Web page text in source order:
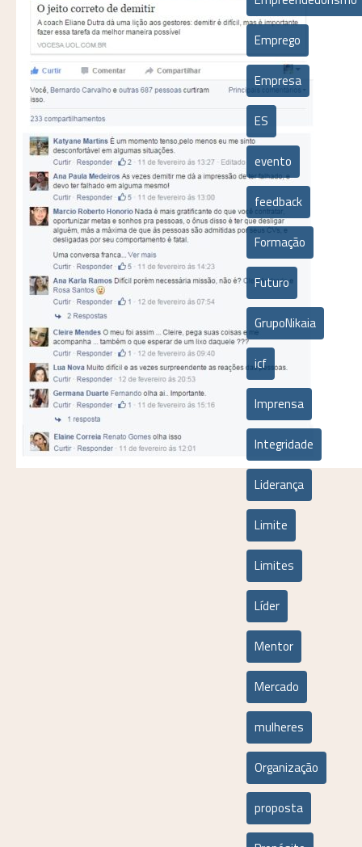
Emprego
Empresa
ES
evento
feedback
Formação
Futuro
GrupoNikaia
icf
Imprensa
Integridade
Liderança
Limite
Limites
Líder
Mentor
Mercado
mulheres
Organização
proposta